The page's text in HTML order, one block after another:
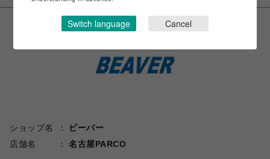
ショップ名
ビーバー
店舗名
名古屋PARCO
Switch language Cancel